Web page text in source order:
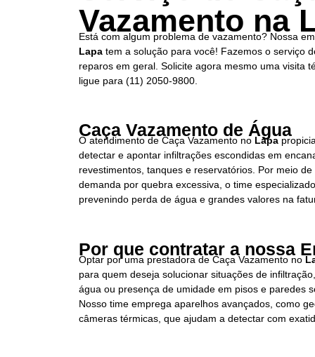
Vazamento na
Está com algum problema de vazamento? Nossa
Lapa tem a solução para você! Fazemos o serviço
reparos em geral. Solicite agora mesmo uma visita
ligue para (11) 2050-9800.
Caça Vazamento de Água
O atendimento de Caça Vazamento no Lapa
detectar e apontar infiltrações escondidas em
revestimentos, tanques e reservatórios. Por meio
demanda por quebra excessiva, o time
prevenindo perda de água e grandes valores na
Por que contratar a nossa
Optar por uma prestadora de Caça Vazamento no
para quem deseja solucionar situações de
água ou presença de umidade em pisos e paredes
Nosso time emprega aparelhos avançados, como
câmeras térmicas, que ajudam a detectar com